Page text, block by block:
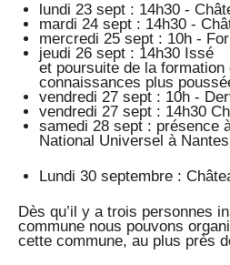
lundi 23 sept : 14h30 -
mardi 24 sept : 14h30 -
mercredi 25 sept : 10h -
jeudi 26 sept : 14h30 Issé
et poursuite de la formation
connaissances plus
vendredi 27 sept : 10h -
vendredi 27 sept : 14h30
samedi 28 sept : présence
National Universel à Nantes
Lundi 30 septembre :
Dès qu’il y a trois personnes
commune nous pouvons
cette commune, au plus près